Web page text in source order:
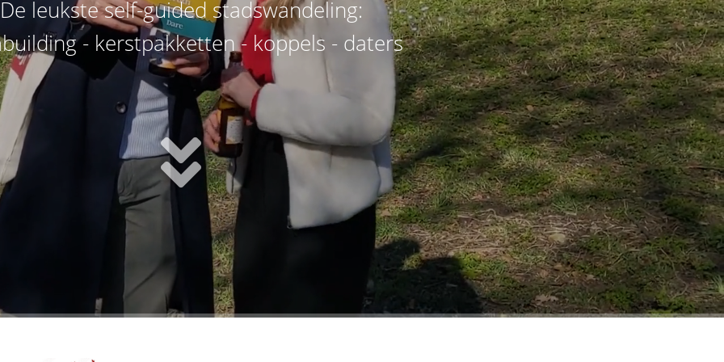
De leukste self-guided stadswandeling:
- kerstpakketten - koppels - daters